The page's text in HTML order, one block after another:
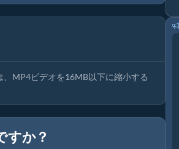
MP4ビデオを16MB以下に縮小する
すか？